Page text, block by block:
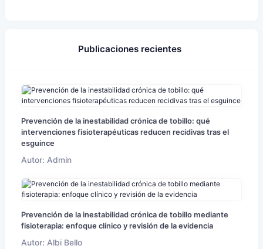
Publicaciones recientes
Prevención de la inestabilidad crónica de tobillo: qué
intervenciones fisioterapéuticas reducen recidivas tras el
esguince
Autor: Admin
Prevención de la inestabilidad crónica de tobillo mediante
fisioterapia: enfoque clínico y revisión de la evidencia
Autor: Albi Bello